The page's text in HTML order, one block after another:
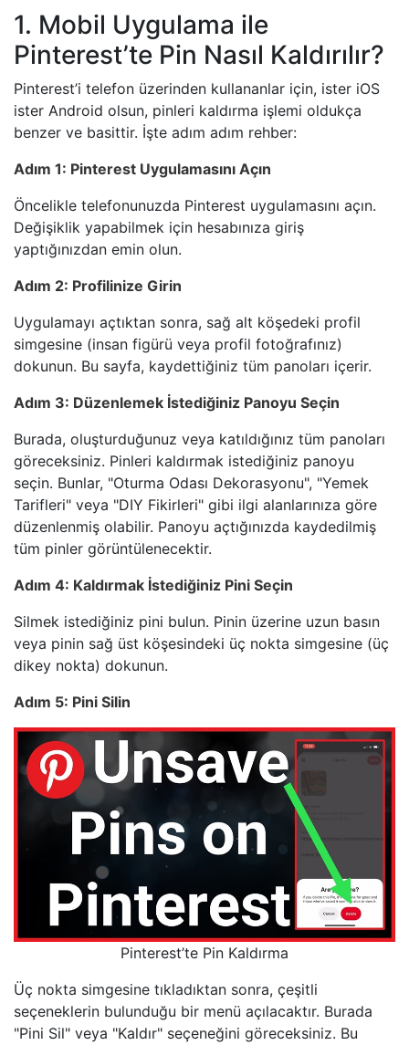
1. Mobil Uygulama ile
Pinterest’te Pin Nasıl Kaldırılır?
Pinterest’i telefon üzerinden kullananlar için, ister iOS
ister Android olsun, pinleri kaldırma işlemi oldukça
benzer ve basittir. İşte adım adım rehber:
Adım 1: Pinterest Uygulamasını Açın
Öncelikle telefonunuzda Pinterest uygulamasını açın.
Değişiklik yapabilmek için hesabınıza giriş
yaptığınızdan emin olun.
Adım 2: Profilinize Girin
Uygulamayı açtıktan sonra, sağ alt köşedeki profil
simgesine (insan figürü veya profil fotoğrafınız)
dokunun. Bu sayfa, kaydettiğiniz tüm panoları içerir.
Adım 3: Düzenlemek İstediğiniz Panoyu Seçin
Burada, oluşturduğunuz veya katıldığınız tüm panoları
göreceksiniz. Pinleri kaldırmak istediğiniz panoyu
seçin. Bunlar, "Oturma Odası Dekorasyonu", "Yemek
Tarifleri" veya "DIY Fikirleri" gibi ilgi alanlarınıza göre
düzenlenmiş olabilir. Panoyu açtığınızda kaydedilmiş
tüm pinler görüntülenecektir.
Adım 4: Kaldırmak İstediğiniz Pini Seçin
Silmek istediğiniz pini bulun. Pinin üzerine uzun basın
veya pinin sağ üst köşesindeki üç nokta simgesine (üç
dikey nokta) dokunun.
Adım 5: Pini Silin
Pinterest’te Pin Kaldırma
Üç nokta simgesine tıkladıktan sonra, çeşitli
seçeneklerin bulunduğu bir menü açılacaktır. Burada
"Pini Sil" veya "Kaldır" seçeneğini göreceksiniz. Bu